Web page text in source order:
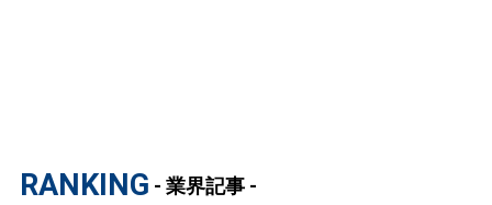
RANKING - 業界記事 -